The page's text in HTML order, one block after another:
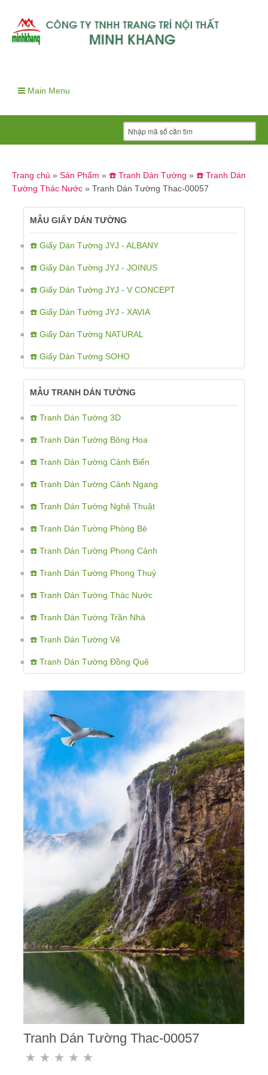
Main Menu
Trang chủ » Sản Phẩm » ☎️ Tranh Dán Tường » ☎️ Tranh Dán
Tường Thác Nước » Tranh Dán Tường Thac-00057
MẪU GIẤY DÁN TƯỜNG
☎️ Giấy Dán Tường JYJ - ALBANY
☎️ Giấy Dán Tường JYJ - JOINUS
☎️ Giấy Dán Tường JYJ - V CONCEPT
☎️ Giấy Dán Tường JYJ - XAVIA
☎️ Giấy Dán Tường NATURAL
☎️ Giấy Dán Tường SOHO
MẪU TRANH DÁN TƯỜNG
☎️ Tranh Dán Tường 3D
☎️ Tranh Dán Tường Bông Hoa
☎️ Tranh Dán Tường Cảnh Biển
☎️ Tranh Dán Tường Cảnh Ngang
☎️ Tranh Dán Tường Nghệ Thuật
☎️ Tranh Dán Tường Phòng Bé
☎️ Tranh Dán Tường Phong Cảnh
☎️ Tranh Dán Tường Phong Thuỷ
☎️ Tranh Dán Tường Thác Nước
☎️ Tranh Dán Tường Trần Nhà
☎️ Tranh Dán Tường Vẽ
☎️ Tranh Dán Tường Đồng Quê
Tranh Dán Tường Thac-00057